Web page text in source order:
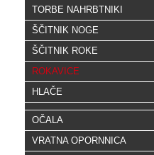
TORBE NAHRBTNIKI
ŠČITNIK NOGE
ŠČITNIK ROKE
ROKAVICE
HLAČE
OČALA
VRATNA OPORNNICA